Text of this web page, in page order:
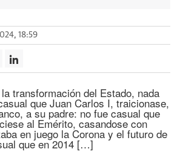
18:59
transformación del Estado, nada
que Juan Carlos I, traicionase,
a su padre: no fue casual que
al Emérito, casandose con
en juego la Corona y el futuro de
que en 2014 […]